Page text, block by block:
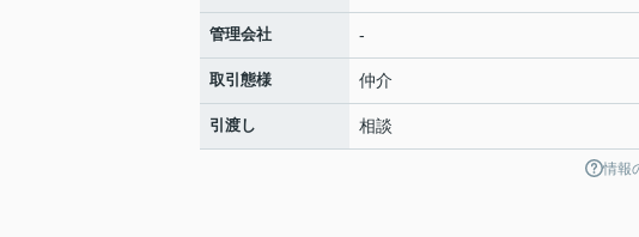
管理会社 -
取引態様 仲介
引渡し 相談
情報